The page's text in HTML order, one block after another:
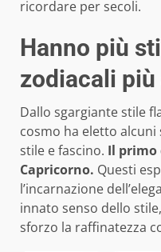
ricordare per secoli.
Hanno più
zodiacali più
Dallo sgargiante stile
cosmo ha eletto alcuni
stile e fascino. Il primo
Capricorno. Questi
l’incarnazione
innato senso dello
sforzo la raffinatezza